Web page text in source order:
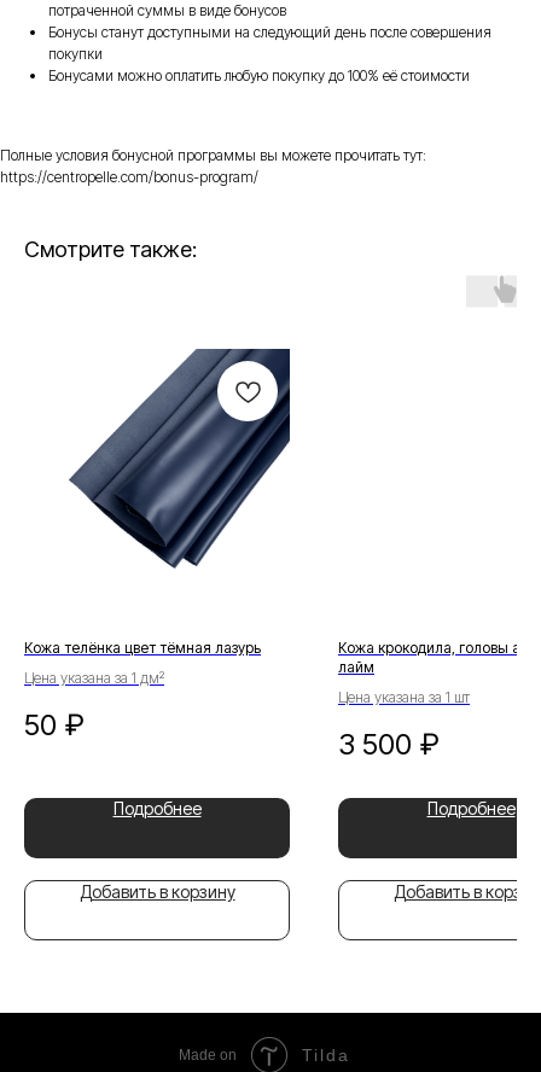
потраченной суммы в виде бонусов
Бонусы станут доступными на следующий день после совершения
покупки
Бонусами можно оплатить любую покупку до 100% её стоимости
Полные условия бонусной программы вы можете прочитать тут:
https://centropelle.com/bonus-program/
Смотрите также:
Кожа телёнка цвет тёмная лазурь
Цена указана за 1 дм²
50 ₽
Подробнее
Добавить в корзину
Кожа крокодила, головы
лайм
Цена указана за 1 шт
3 500 ₽
Подробнее
Добавить в
Made on Tilda